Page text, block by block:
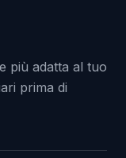
più adatta al tuo
prima di